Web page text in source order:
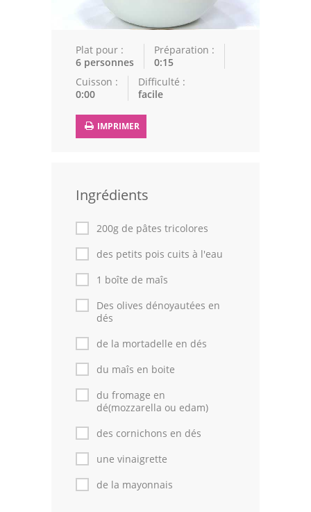
Recettes Marocaine
Tajines
Viandes
Poissons
Cuisines Orientales
Recettes marocaine
Cuisine Algérienne
Cuisine Tunisienne
Cuisine Juive
Cuisine Libanaise
Articles
Actualités
Astuces de cuisine
Leçons de cuisine
Plat pour :
6 personnes
Préparation :
0:15
Cuisson :
0:00
Difficulté :
facile
IMPRIMER
Ingrédients
200g de pâtes tricolores
des petits pois cuits à l'eau
1 boîte de maîs
Des olives dénoyautées en
dés
de la mortadelle en dés
du maîs en boite
du fromage en
dé(mozzarella ou edam)
des cornichons en dés
une vinaigrette
de la mayonnais